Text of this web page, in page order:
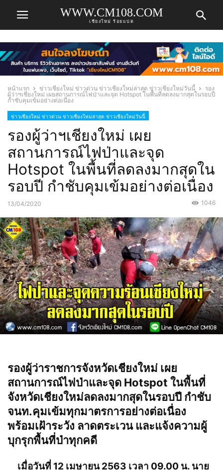
WWW.CM108.COM
เชียงใหม่ ร้อยแปด
หน้าแรก ข่าวเชียงใหม่ ข่าวด่วน ข่าวเชียงใหม่ล่าสุด ข่าวเชียงใหม่วันนี้
รอง
ผู้ว่าฯเชียงใหม่ เผยสถานการณ์ไฟป่าและจุด Hotspot ในพื้นที่ลดลงมากสุดในรอบปี
กำชับคุมเข้มอย่างต่อเนื่อง
ข่าวเชียงใหม่ ข่าวด่วน ข่าวเชียงใหม่ล่าสุด ข่าวเชียงใหม่วันนี้
รองผู้ว่าฯเชียงใหม่ เผย
สถานการณ์ไฟป่าและจุด
Hotspot ในพื้นที่ลดลงมากสุดใน
รอบปี กำชับคุมเข้มอย่างต่อเนื่อง
13/04/2020 1046
รองผู้ว่าราชการจังหวัดเชียงใหม่ เผย
สถานการณ์ไฟป่าและจุด Hotspot ในพื้นที่
จังหวัดเชียงใหม่ลดลงมากสุดในรอบปี กำชับ
จนท.คุมเข้มทุกมาตรการอย่างต่อเนื่อง
พร้อมเฝ้าระวัง ลาดตระเวน และแจ้งความผู้
บุกรุกพื้นที่ป่าทุกคดี
เมื่อวันที่ 12 เมษายน 2563 เวลา 09.00 น. นาย